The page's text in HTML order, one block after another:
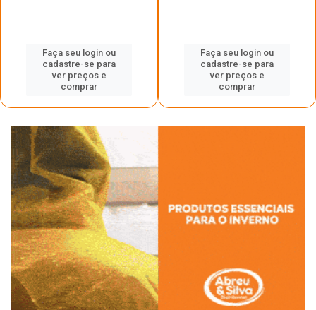
Faça seu login ou
cadastre-se para
ver preços e
comprar
Faça seu login ou
cadastre-se para
ver preços e
comprar